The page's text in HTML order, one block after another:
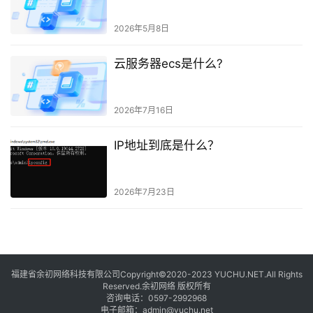
2026年5月8日
云服务器ecs是什么?
2026年7月16日
IP地址到底是什么？
2026年7月23日
福建省余初网络科技有限公司Copyright©2020-2023 YUCHU.NET.All Rights
Reserved.余初网络 版权所有
咨询电话： 0597-2992968
电子邮箱： admin@yuchu.net